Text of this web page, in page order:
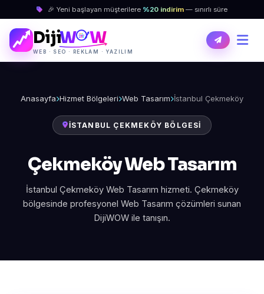
🎉 Yeni başlayan müşterilere %20 indirim — sınırlı süre
DijiW W
WEB · SEO · REKLAM · YAZILIM
Anasayfa Hizmet Bölgeleri Web Tasarım İstanbul Çekmeköy
İSTANBUL ÇEKMEKÖY BÖLGESI
Çekmeköy Web Tasarım
İstanbul Çekmeköy Web Tasarım hizmeti. Çekmeköy
bölgesinde profesyonel Web Tasarım çözümleri sunan
DijiWOW ile tanışın.